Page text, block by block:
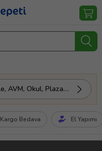
Gönderim Yeri Seçin (Mahalle, AVM, Okul, Plaza vs.)
Kargo Bedava El Yapımı